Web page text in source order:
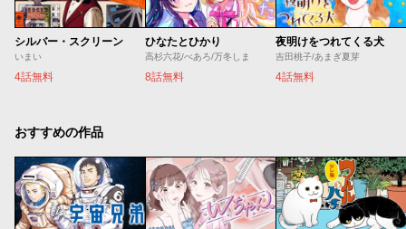
シルバー・スクリーン
いまい
4話無料
ひなたとひかり
高杉六花/べあろ/万冬しま
8話無料
夜明けをつれてくる犬
吉田桃子/あまぎ夏芽
4話無料
おすすめの作品